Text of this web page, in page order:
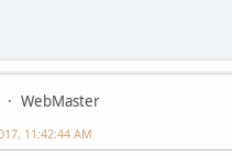
WebMaster
11:42:44 AM